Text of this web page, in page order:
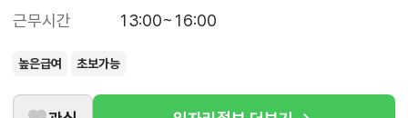
근무시간
13:00~16:00
높은급여 초보가능